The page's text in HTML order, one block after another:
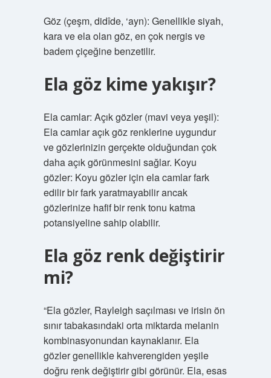
Göz (çeşm, didîde, ‘ayn): Genellikle siyah,
kara ve ela olan göz, en çok nergis ve
badem çiçeğine benzetilir.
Ela göz kime yakışır?
Ela camlar: Açık gözler (mavi veya yeşil):
Ela camlar açık göz renklerine uygundur
ve gözlerinizin gerçekte olduğundan çok
daha açık görünmesini sağlar. Koyu
gözler: Koyu gözler için ela camlar fark
edilir bir fark yaratmayabilir ancak
gözlerinize hafif bir renk tonu katma
potansiyeline sahip olabilir.
Ela göz renk değiştirir
mi?
“Ela gözler, Rayleigh saçılması ve irisin ön
sınır tabakasındaki orta miktarda melanin
kombinasyonundan kaynaklanır. Ela
gözler genellikle kahverengiden yeşile
doğru renk değiştirir gibi görünür. Ela, esas